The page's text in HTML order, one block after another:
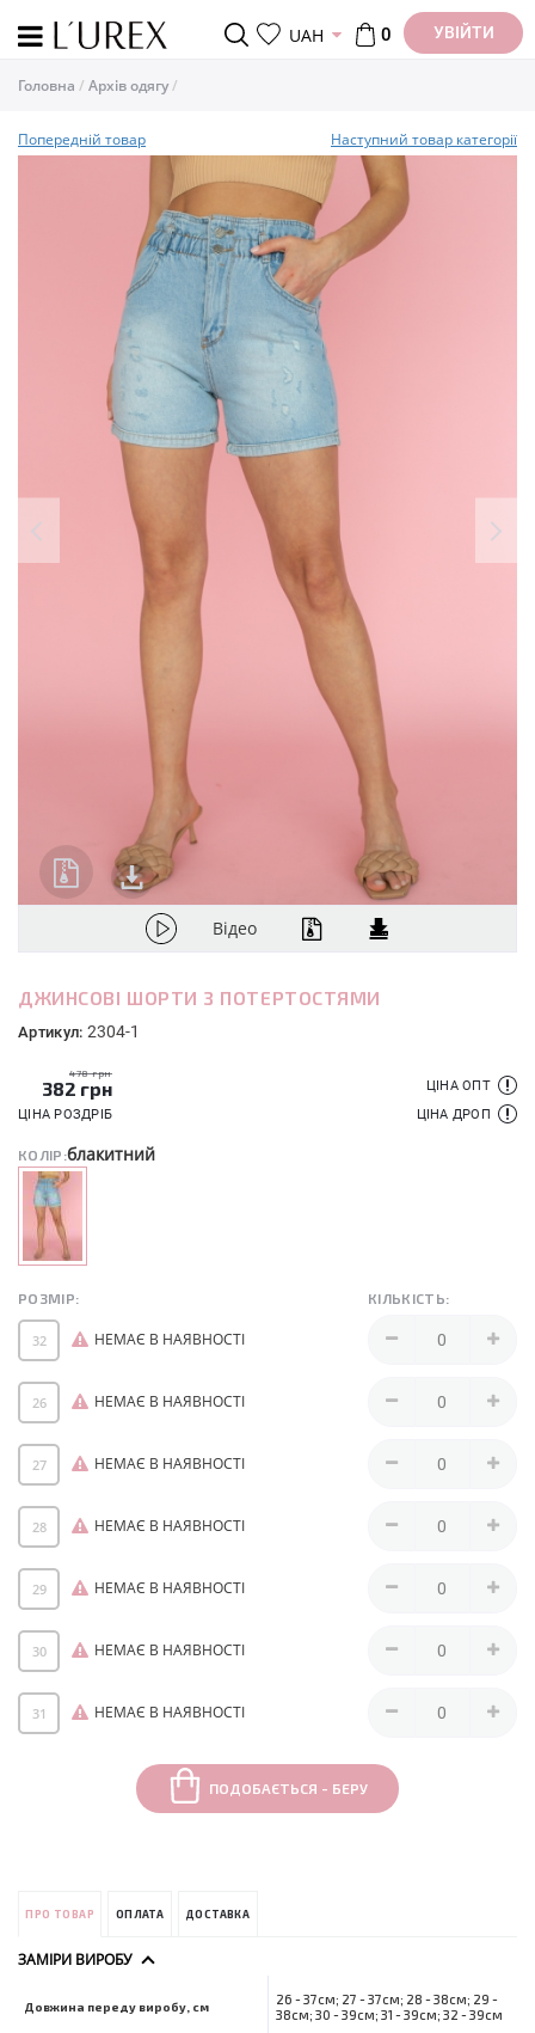
UAH 0 УВІЙТИ
Головна Архів одягу
Попередній товар Наступний товар категорії
Відео
ДЖИНСОВІ ШОРТИ З ПОТЕРТОСТЯМИ
Артикул: 2304-1
478 грн
382 грн
ЦІНА РОЗДРІБ
ЦІНА ОПТ
ЦІНА ДРОП
КОЛІР:блакитний
РОЗМІР: КІЛЬКІСТЬ:
32 НЕМАЄ В НАЯВНОСТІ
26 НЕМАЄ В НАЯВНОСТІ
27 НЕМАЄ В НАЯВНОСТІ
28 НЕМАЄ В НАЯВНОСТІ
29 НЕМАЄ В НАЯВНОСТІ
30 НЕМАЄ В НАЯВНОСТІ
31 НЕМАЄ В НАЯВНОСТІ
ПОДОБАЄТЬСЯ - БЕРУ
ПРО ТОВАР ОПЛАТА ДОСТАВКА
ЗАМІРИ ВИРОБУ
Довжина переду виробу, см
26 - 37см; 27 - 37см; 28 - 38см; 29 -
38см; 30 - 39см; 31 - 39см; 32 - 39см